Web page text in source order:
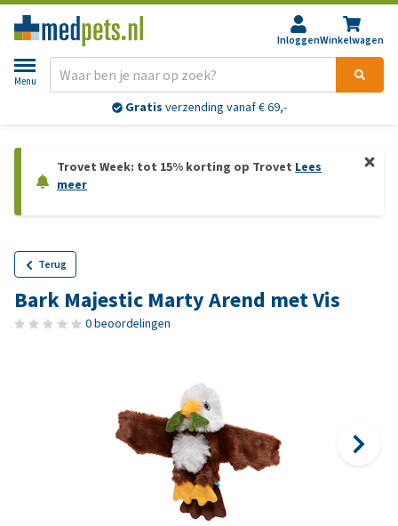
InloggenWinkelwagen
Menu
Gratis verzending vanaf € 69,-
Trovet Week: tot 15% korting op Trovet Lees
meer
Terug
Bark Majestic Marty Arend met Vis
0 beoordelingen